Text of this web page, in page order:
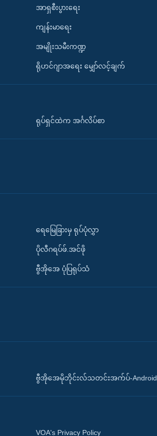
အာရှစီးပွားရေး
ကျန်းမာရေး
အမျိုးသမီးကဏ္ဍ
ရိုဟင်ဂျာအရေး မျှော်လင့်ချက်
ရုပ်ရှင်ထဲက အင်္ဂလိပ်စာ
ရေမြေခြားမှ ရုပ်ပုံလွှာ
ပိုလီဂရပ်ဖ်.အင်ဖို
ဗွီအိုအေ ပုံပြရုပ်သံ
ဗွီအိုအေမိုဘိုင်းလ်သတင်းအက်ပ်-Android
VOA's Privacy Policy